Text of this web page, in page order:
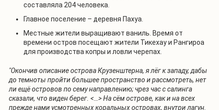
составляла 204 человека.
Главное поселение – деревня Пахуа.
Местные жители выращивают ваниль. Время от
времени остров посещают жители Тикехау и Рангироа
для производства копры и ловли черепах.
"Окончив описание острова Крузенштерна, я лёг к западу, дабы
до темноты пройти большее пространство и рассмотреть, нет
ли ещё островов по сему направлению; чрез час с салинга
сказали, что виден берег. <…> На сём острове, как и на всех
прежде нами усмотренных коральных островах, внутри лагун.